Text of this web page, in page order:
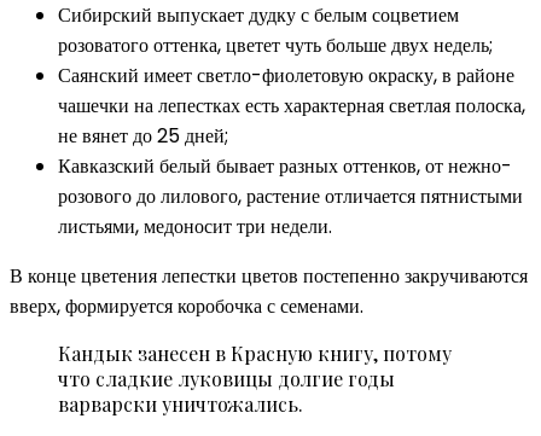
Сибирский выпускает дудку с белым соцветием
розоватого оттенка, цветет чуть больше двух недель;
Саянский имеет светло-фиолетовую окраску, в районе
чашечки на лепестках есть характерная светлая полоска,
не вянет до 25 дней;
Кавказский белый бывает разных оттенков, от нежно-
розового до лилового, растение отличается пятнистыми
листьями, медоносит три недели.
В конце цветения лепестки цветов постепенно закручиваются
вверх, формируется коробочка с семенами.
Кандык занесен в Красную книгу, потому
что сладкие луковицы долгие годы
варварски уничтожались.